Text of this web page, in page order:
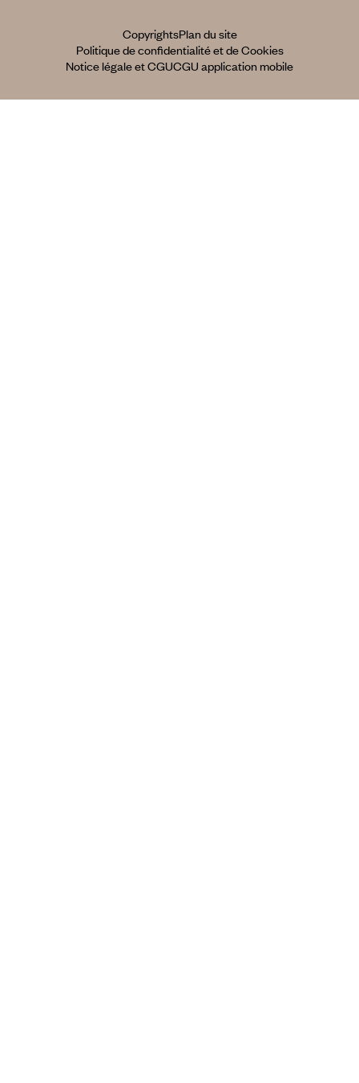
CopyrightsPlan du site
Politique de confidentialité et de Cookies
Notice légale et CGUCGU application mobile